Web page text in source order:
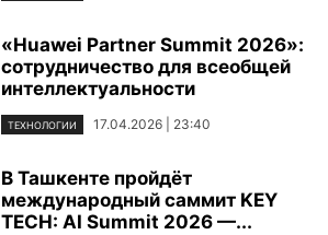
«Huawei Partner Summit 2026»:
сотрудничество для всеобщей
интеллектуальности
ТЕХНОЛОГИИ 17.04.2026 | 23:40
В Ташкенте пройдёт
международный саммит KEY
TECH: AI Summit 2026 —...